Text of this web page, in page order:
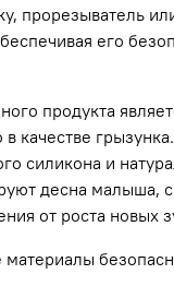
прорезыватель
его
продукта
в качестве
силикона и
десна малыша,
от роста новых